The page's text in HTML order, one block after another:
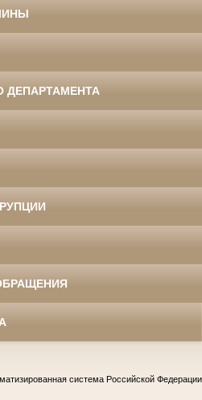
ДЕПАРТАМЕНТА
система Российской